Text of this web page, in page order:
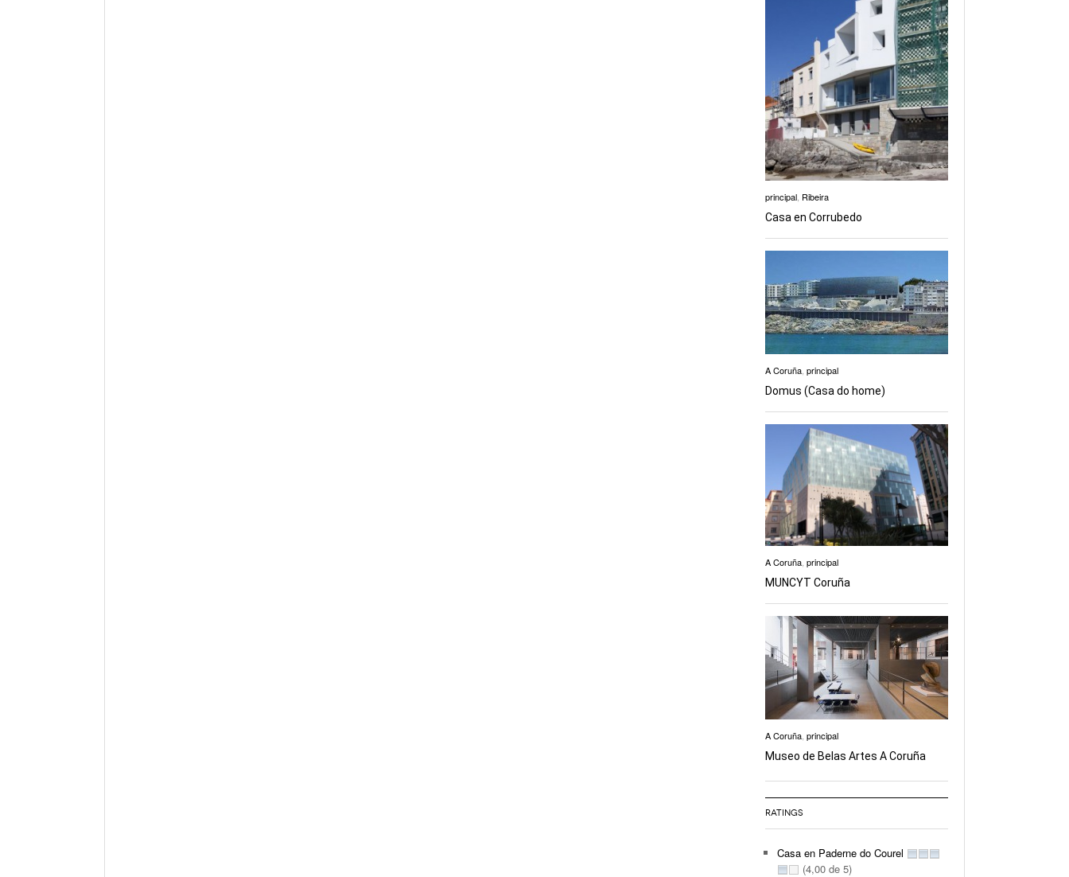
principal, Ribeira
Casa en Corrubedo
A Coruña, principal
Domus (Casa do home)
A Coruña principal
MUNCYT Coruña
A Coruña principal
Museo de Belas Artes A Coruña
RATINGS
Casa en Paderne do Courel
(4,00 de 5)